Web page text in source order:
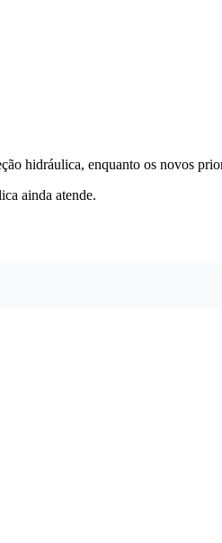
hidráulica, enquanto os novos
ainda atende.